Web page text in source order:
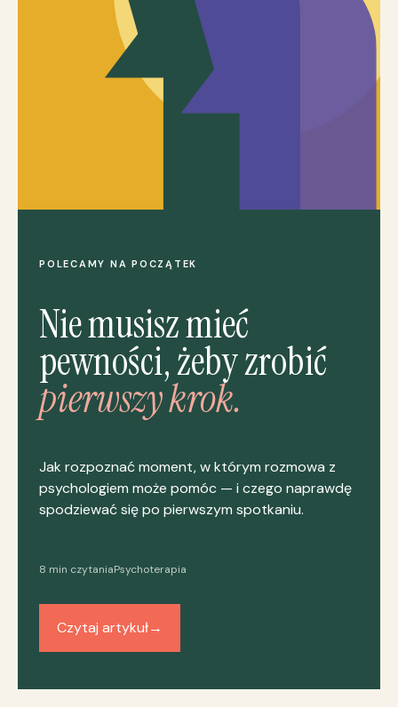
POLECAMY NA POCZĄTEK
Nie musisz mieć
pewności, żeby zrobić
pierwszy krok.
Jak rozpoznać moment, w którym rozmowa z
psychologiem może pomóc — i czego naprawdę
spodziewać się po pierwszym spotkaniu.
8 min czytaniaPsychoterapia
Czytaj artykuł→